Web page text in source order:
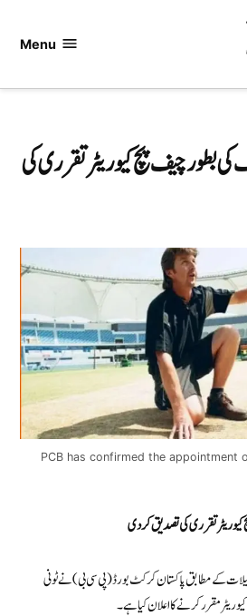
Menu
کی بطور چیف پچ کیوریٹر تقرری کی
PCB has confirmed the appointment
کیوریٹر تقرری کی تصدیق کردی
کے مطابق پاکستان کرکٹ بورڈ (پی سی بی) نے ٹونی
مقرر کرنے کا اعلان کیا ہے۔